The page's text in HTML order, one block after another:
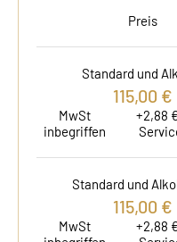
Preis
Standard und
115,00 €
MwSt
inbegriffen
+2,88
Standard und
115,00 €
MwSt
+2,88